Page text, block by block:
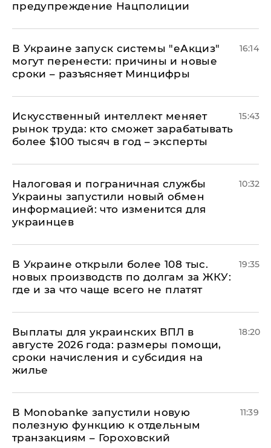
предупреждение Нацполиции
В Украине запуск системы "еАкциз"
могут перенести: причины и новые
сроки – разъясняет Минцифры
16:14
Искусственный интеллект меняет
рынок труда: кто сможет зарабатывать
более $100 тысяч в год – эксперты
15:43
Налоговая и пограничная службы
Украины запустили новый обмен
информацией: что изменится для
украинцев
10:32
В Украине открыли более 108 тыс.
новых производств по долгам за ЖКУ:
где и за что чаще всего не платят
19:35
Выплаты для украинских ВПЛ в
августе 2026 года: размеры помощи,
сроки начисления и субсидия на
жилье
18:20
В Мonobankе запустили новую
полезную функцию к отдельным
транзакциям – Гороховский
11:39